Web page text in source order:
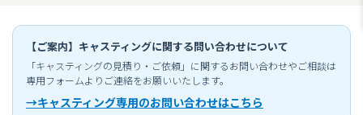
【ご案内】キャスティングに関する問い合わせについて
「キャスティングの見積り・ご依頼」に関するお問い合わせやご相談は
専用フォームよりご連絡をお願いいたします。
→キャスティング専用のお問い合わせはこちら